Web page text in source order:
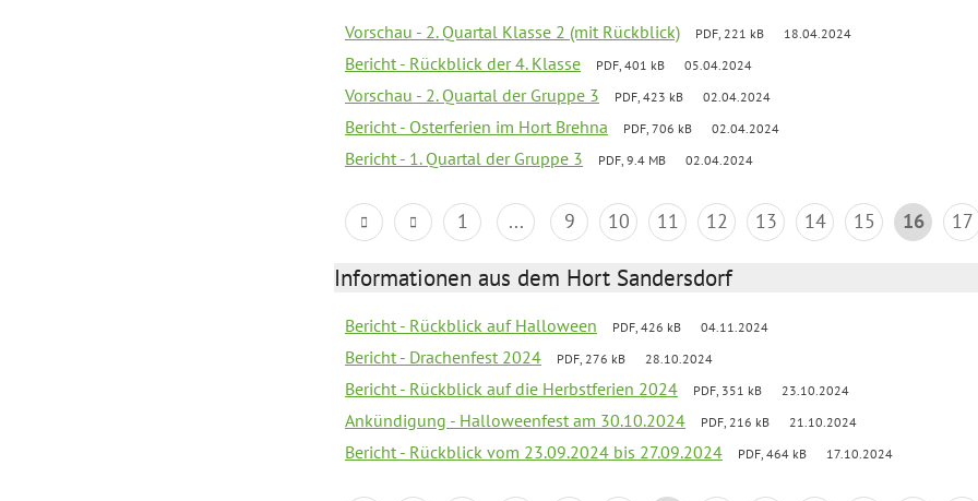
Vorschau - 2. Quartal Klasse 2 (mit Rückblick) PDF, 221 kB 18.04.2024
Bericht - Rückblick der 4. Klasse PDF, 401 kB 05.04.2024
Vorschau - 2. Quartal der Gruppe 3 PDF, 423 kB 02.04.2024
Bericht - Osterferien im Hort Brehna PDF, 706 kB 02.04.2024
Bericht - 1. Quartal der Gruppe 3 PDF, 9.4 MB 02.04.2024
1 ... 9 10 11 12 13 14 15 16 17
Informationen aus dem Hort Sandersdorf
Bericht - Rückblick auf Halloween PDF, 426 kB 04.11.2024
Bericht - Drachenfest 2024 PDF, 276 kB 28.10.2024
Bericht - Rückblick auf die Herbstferien 2024 PDF, 351 kB 23.10.2024
Ankündigung - Halloweenfest am 30.10.2024 PDF, 216 kB 21.10.2024
Bericht - Rückblick vom 23.09.2024 bis 27.09.2024 PDF, 464 kB 17.10.2024